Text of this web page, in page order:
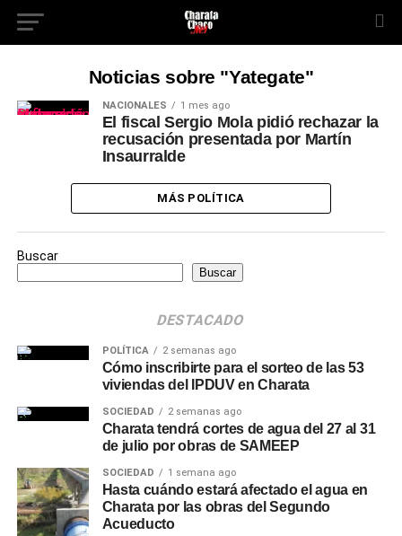
Noticias sobre "Yategate"
NACIONALES 1 mes ago
El fiscal Sergio Mola pidió rechazar la
recusación presentada por Martín
Insaurralde
MÁS POLÍTICA
Buscar
Buscar
DESTACADO
POLÍTICA 2 semanas ago
Cómo inscribirte para el sorteo de las 53
viviendas del IPDUV en Charata
SOCIEDAD 2 semanas ago
Charata tendrá cortes de agua del 27 al 31
de julio por obras de SAMEEP
SOCIEDAD 1 semana ago
Hasta cuándo estará afectado el agua en
Charata por las obras del Segundo
Acueducto